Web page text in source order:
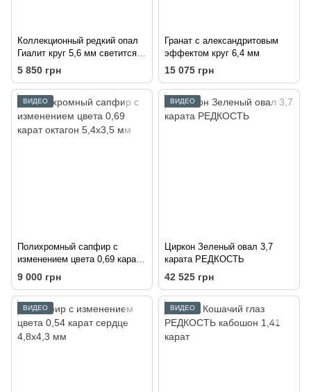
Коллекционный редкий опал
Гиалит круг 5,6 мм светится в
УФ цена за шт
5 850 грн
Гранат с александритовым
эффектом круг 6,4 мм
15 075 грн
ВИДЕО
Полихромный сапфир с
изменением цвета 0,69 карат
октагон 5,4х3,5 мм
9 000 грн
ВИДЕО
Циркон Зеленый овал 3,7
карата РЕДКОСТЬ
42 525 грн
ВИДЕО ВИДЕО